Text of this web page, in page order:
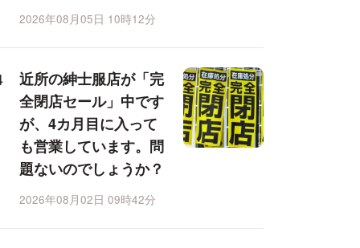
2026年08月05日 10時12分
近所の紳士服店が「完
全閉店セール」中です
が、4カ月目に入って
も営業しています。問
題ないのでしょうか？
2026年08月02日 09時42分